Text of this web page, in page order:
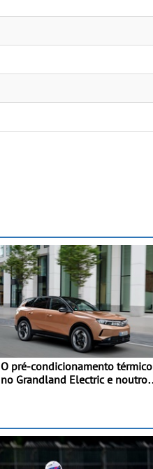
O pré-condicionamento térmico
no Grandland Electric e noutros